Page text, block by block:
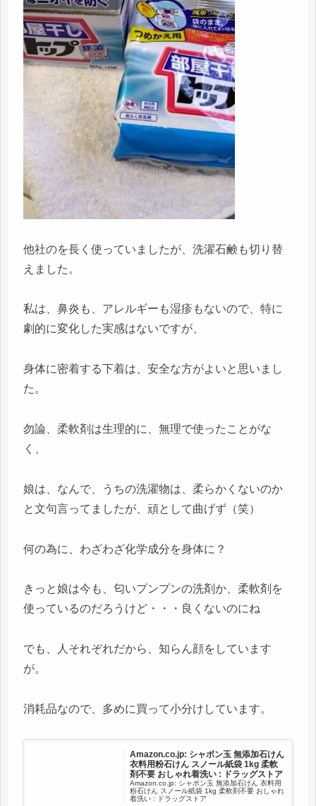
他社のを長く使っていましたが、洗濯石鹸も切り替
えました。
私は、鼻炎も、アレルギーも湿疹もないので、特に
劇的に変化した実感はないですが、
身体に密着する下着は、安全な方がよいと思いまし
た。
勿論、柔軟剤は生理的に、無理で使ったことがな
く、
娘は、なんで、うちの洗濯物は、柔らかくないのか
と文句言ってましたが、頑として曲げず（笑）
何の為に、わざわざ化学成分を身体に？
きっと娘は今も、匂いプンプンの洗剤か、柔軟剤を
使っているのだろうけど・・・良くないのにね
でも、人それぞれだから、知らん顔をしています
が。
消耗品なので、多めに買って小分けしています。
Amazon.co.jp: シャボン玉 無添加石けん
衣料用粉石けん スノール紙袋 1kg 柔軟
剤不要 おしゃれ着洗い : ドラッグストア
Amazon.co.jp: シャボン玉 無添加石けん 衣料用
粉石けん スノール紙袋 1kg 柔軟剤不要 おしゃれ
着洗い : ドラッグストア